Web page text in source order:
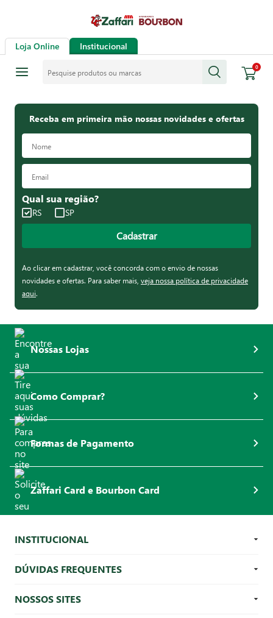
Loja Online Institucional
0
Receba em primeira mão nossas novidades e ofertas
Qual sua região?
RS SP
Cadastrar
Ao clicar em cadastrar, você concorda com o envio de nossas
novidades e ofertas. Para saber mais, veja nossa política de privacidade
aqui.
Nossas Lojas
Como Comprar?
Formas de Pagamento
Zaffari Card e Bourbon Card
INSTITUCIONAL
DÚVIDAS FREQUENTES
NOSSOS SITES